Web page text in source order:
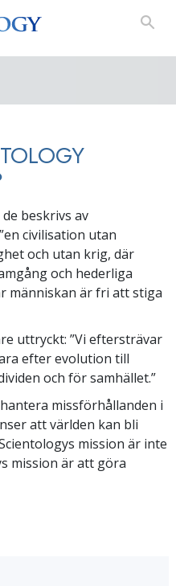
beskrivs av
civilisation utan
och utan krig, där
och hederliga
människan är fri att stiga
uttryckt: ”Vi eftersträvar
efter evolution till
och för samhället.”
missförhållanden i
att världen kan bli
mission är inte
mission är att göra